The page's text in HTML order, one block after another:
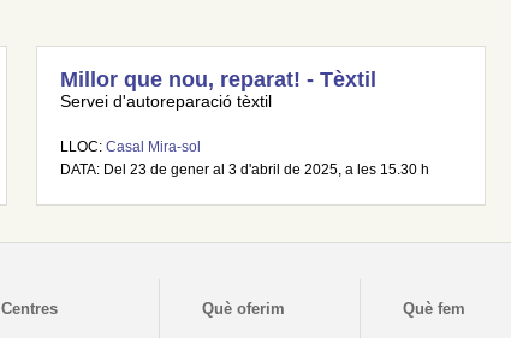
Millor que nou, reparat! - Tèxtil
Servei d'autoreparació tèxtil
LLOC: Casal Mira-sol
DATA: Del 23 de gener al 3 d'abril de 2025, a les 15.30 h
Centres Què oferim Què fem